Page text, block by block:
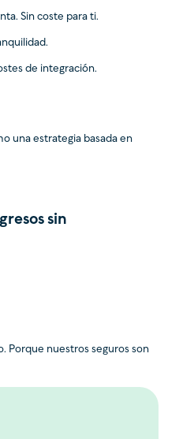
Sin coste para ti.
de integración.
una estrategia basada en
sin
Porque nuestros seguros son